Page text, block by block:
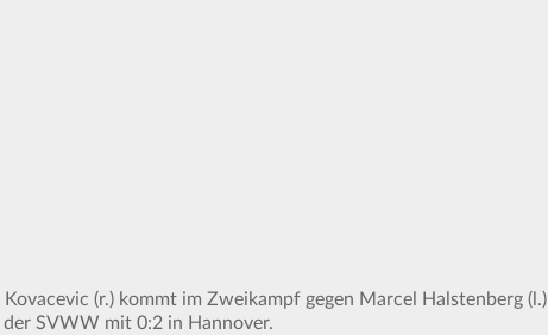
(r.) kommt im Zweikampf gegen Marcel Halstenberg (l.)
SVWW mit 0:2 in Hannover.